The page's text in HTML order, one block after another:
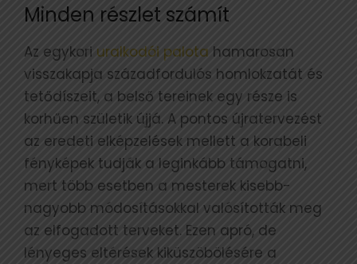
Minden részlet számít
Az egykori uralkodói palota hamarosan
visszakapja századfordulós homlokzatát és
tetődíszeit, a belső tereinek egy része is
korhűen születik újjá. A pontos újratervezést
az eredeti elképzelések mellett a korabeli
fényképek tudják a leginkább támogatni,
mert több esetben a mesterek kisebb-
nagyobb módosításokkal valósították meg
az elfogadott terveket. Ezen apró, de
lényeges eltérések kiküszöbölésére a